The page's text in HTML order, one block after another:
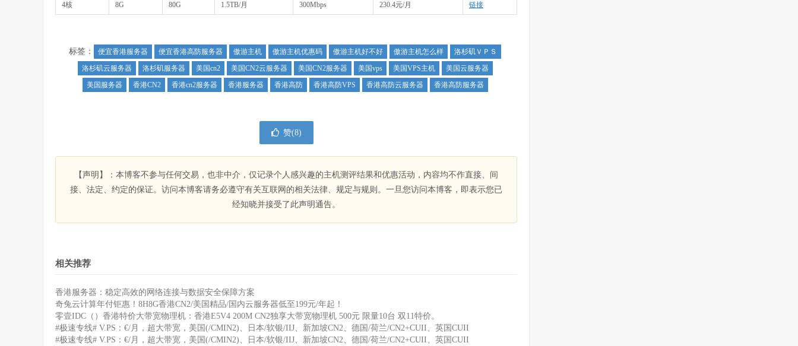
4核 8G 80G 1.5TB/月 300Mbps 230.4元/月 链接
标签： 便宜香港服务器 便宜香港高防服务器 傲游主机 傲游主机优惠码 傲游主机好不好 傲游主机怎么样
洛杉矶ＶＰＳ
洛杉矶云服务器
洛杉矶服务器 美国cn2 美国CN2云服务器 美国CN2服务器 美国vps 美国VPS主机
美国云服务器
美国服务器
香港CN2 香港cn2服务器 香港服务器 香港高防 香港高防VPS 香港高防云服务器 香港高防服务器
赞(8)
【声明】：本博客不参与任何交易，也非中介，仅记录个人感兴趣的主机测评结果和优惠活动，内容均不作直接、间
接、法定、约定的保证。访问本博客请务必遵守有关互联网的相关法律、规定与规则。一旦您访问本博客，即表示您已
经知晓并接受了此声明通告。
相关推荐
香港服务器：稳定高效的网络连接与数据安全保障方案
奇兔云计算年付钜惠！8H8G香港CN2/美国精品/国内云服务器低至199元/年起！
零壹IDC（）香港特价大带宽物理机：香港E5V4 200M CN2独享大带宽物理机 500元 限量10台 双11特价。
#极速专线# V.PS：€/月，超大带宽，美国(/CMIN2)、日本/软银/IIJ、新加坡CN2、德国/荷兰/CN2+CUII、英国CUII
#极速专线# V.PS：€/月，超大带宽，美国(/CMIN2)、日本/软银/IIJ、新加坡CN2、德国/荷兰/CN2+CUII、英国CUII